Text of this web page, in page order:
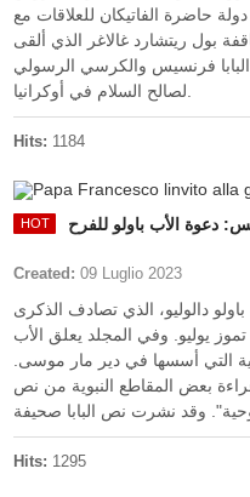
حاضرة الفاتيكان للعلاقات مع
بول ريتشارد غالاغر الذي ألقى
فرنسيس والكرسي الرسولي
Hits: 1184
دعوة الأب باولو للفرح
Created: 09 Luglio 2023
دالوليو، الذي تصادف الذكرى
العاشرة لاختفائه في سوريا في ٢٩ تموز يوليو. وفي المجلد يعلق الأب
التي أسسها في دير مار موسى.
بعض المقاطع النبوية من نص
Hits: 1295